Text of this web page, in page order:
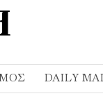
DAILY